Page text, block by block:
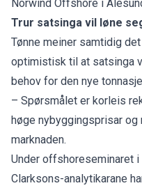
Norwind Offshore i
Trur satsinga vil løne
Tønne meiner samtidig
optimistisk til at satsinga
behov for den nye
– Spørsmålet er korleis
høge nybyggingsprisar og
marknaden.
Under offshoreseminaret i
Clarksons-analytikarane